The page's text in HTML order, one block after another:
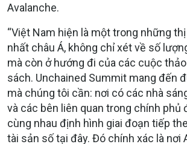
Avalanche.
“Việt Nam hiện là một trong những
nhất châu Á, không chỉ xét về số
mà còn ở hướng đi của các cuộc
sách. Unchained Summit mang đến
mà chúng tôi cần: nơi có các nhà
và các bên liên quan trong chính phủ
cùng nhau định hình giai đoạn tiếp
tài sản số tại đây. Đó chính xác là nơi